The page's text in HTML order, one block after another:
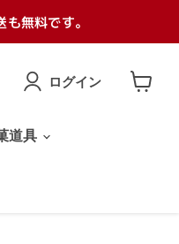
無料です。
ログイン
カ
道具